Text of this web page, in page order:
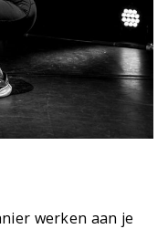
werken aan je